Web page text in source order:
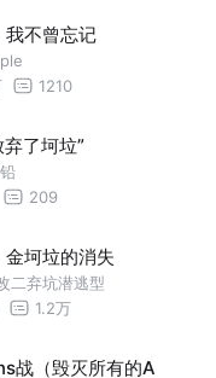
我不曾忘记
1210
了坷垃”
209
金坷垃的消失
二弃坑潜逃型
1.2万
战（毁灭所有的A